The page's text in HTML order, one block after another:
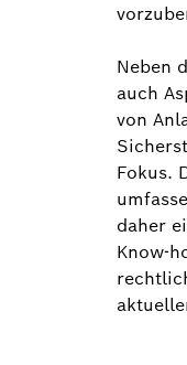
Neben
auch
von
Fokus.
daher
Know-